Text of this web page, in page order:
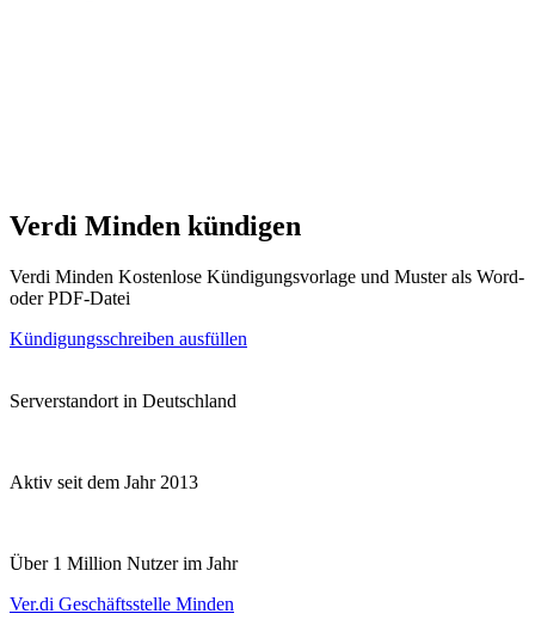
Verdi Minden kündigen
Verdi Minden Kostenlose Kündigungsvorlage und Muster als Word-
oder PDF-Datei
Kündigungsschreiben ausfüllen
Serverstandort in Deutschland
Aktiv seit dem Jahr 2013
Über 1 Million Nutzer im Jahr
Ver.di Geschäftsstelle Minden